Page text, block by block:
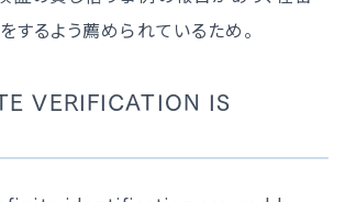
するよう薦められているため。
VERIFICATION IS